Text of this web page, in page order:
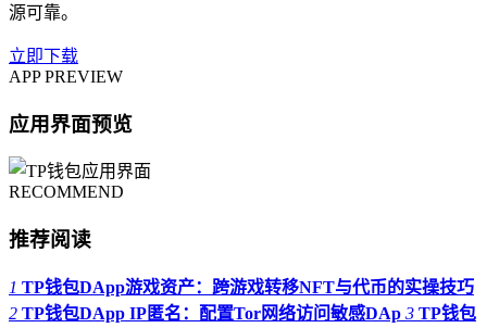
源可靠。
立即下载
APP PREVIEW
应用界面预览
RECOMMEND
推荐阅读
1 TP钱包DApp游戏资产：跨游戏转移NFT与代币的实操技巧
2 TP钱包DApp IP匿名：配置Tor网络访问敏感DAp 3 TP钱包